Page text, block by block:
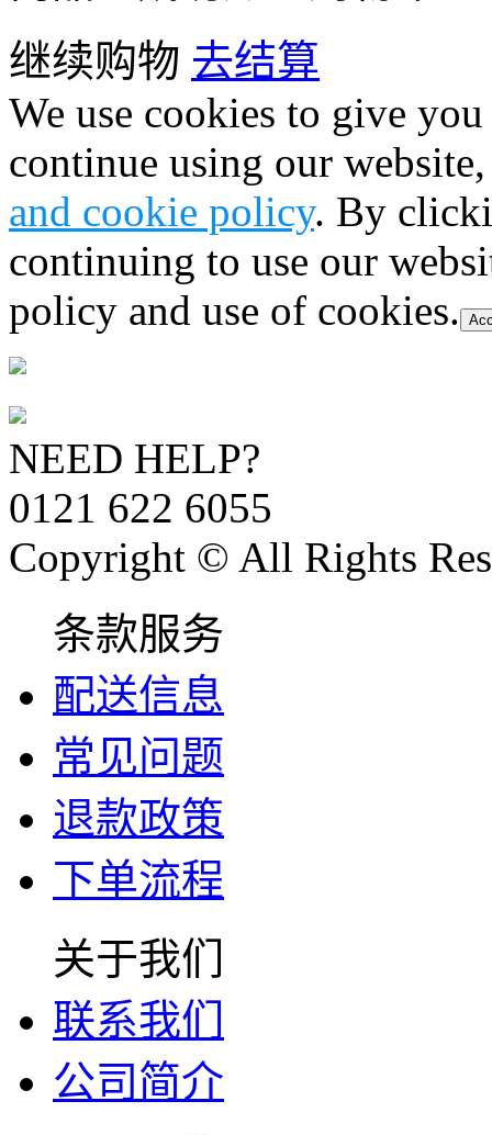
继续购物 去结算
We use cookies to give
continue using our
and cookie policy. By
continuing to use our
policy and use of cookies.
NEED HELP?
0121 622 6055
Copyright © All Rights
条款服务
配送信息
常见问题
退款政策
下单流程
关于我们
联系我们
公司简介